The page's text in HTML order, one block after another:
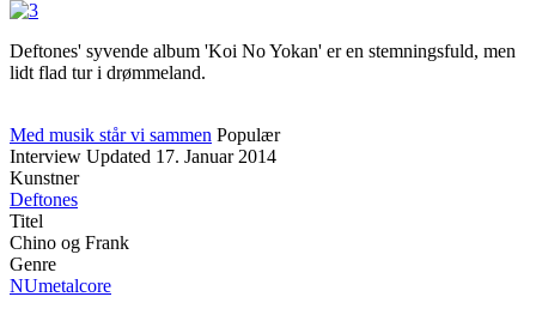
Deftones' syvende album 'Koi No Yokan' er en stemningsfuld, men
lidt flad tur i drømmeland.
Med musik står vi sammen Populær
Interview Updated 17. Januar 2014
Kunstner
Deftones
Titel
Chino og Frank
Genre
NUmetalcore